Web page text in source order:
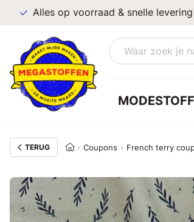
Alles op voorraad & snelle levering
TERUG Coupons French terry